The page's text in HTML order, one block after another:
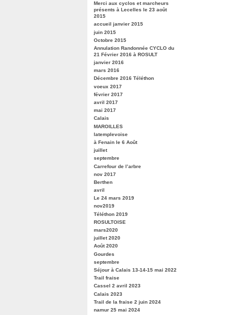
Merci aux cyclos et marcheurs
présents à Lecelles le 23 août
2015
accueil janvier 2015
juin 2015
Octobre 2015
Annulation Randonnée CYCLO du
21 Février 2016 à ROSULT
janvier 2016
mars 2016
Décembre 2016 Téléthon
voeux 2017
février 2017
avril 2017
mai 2017
Calais
MAROILLES
latemplevoise
à Fenain le 6 Août
juillet
septembre
Carrefour de l’arbre
nov 2017
Berthen
avril
Le 24 mars 2019
nov2019
Téléthon 2019
ROSULTOISE
mars2020
juillet 2020
Août 2020
Gourdes
septembre
Séjour à Calais 13-14-15 mai 2022
Trail fraise
Cassel 2 avril 2023
Calais 2023
Trail de la fraise 2 juin 2024
namur 25 mai 2024